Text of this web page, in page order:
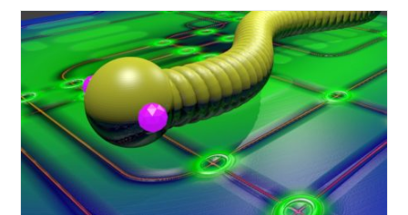
Maintenant.
Autrement
Dit
Touche
Pas
Au
Grisbi,
S….